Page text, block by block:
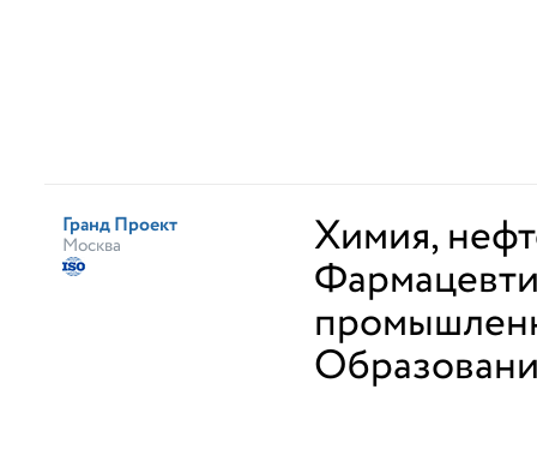
Гранд Проект
Москва Химия,